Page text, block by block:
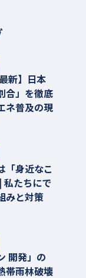
新】日本
合」を徹底
ネ普及の現
「身近なこ
私たちにで
みと対策
開発」の
帯雨林破壊